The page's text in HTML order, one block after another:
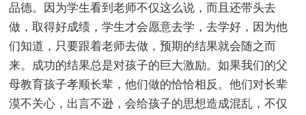
品德。因为学生看到老师不仅这么说，而且还带头去
做，取得好成绩，学生才会愿意去学，去学好，因为他
们知道，只要跟着老师去做，预期的结果就会随之而
来。成功的结果总是对孩子的巨大激励。如果我们的父
母教育孩子孝顺长辈，他们做的恰恰相反。他们对长辈
漠不关心，出言不逊，会给孩子的思想造成混乱，不仅